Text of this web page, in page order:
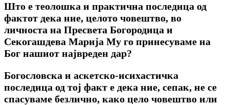
Што е теолошка и практична последица од
фактот дека ние, целото човештво, во
личноста на Пресвета Богородица и
Секогашдева Марија Му го принесуваме на
Бог нашиот највреден дар?
Богословска и аскетско-исихастичка
последица од тој факт е дека ние, сепак, не се
спасуваме безлично, како цело човештво или